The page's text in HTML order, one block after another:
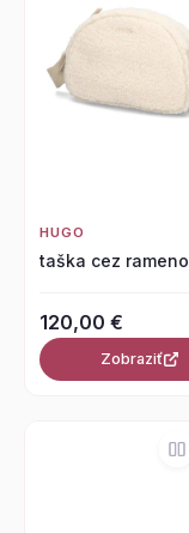
HUGO
taška cez rameno
120,00 €
Zobraziť